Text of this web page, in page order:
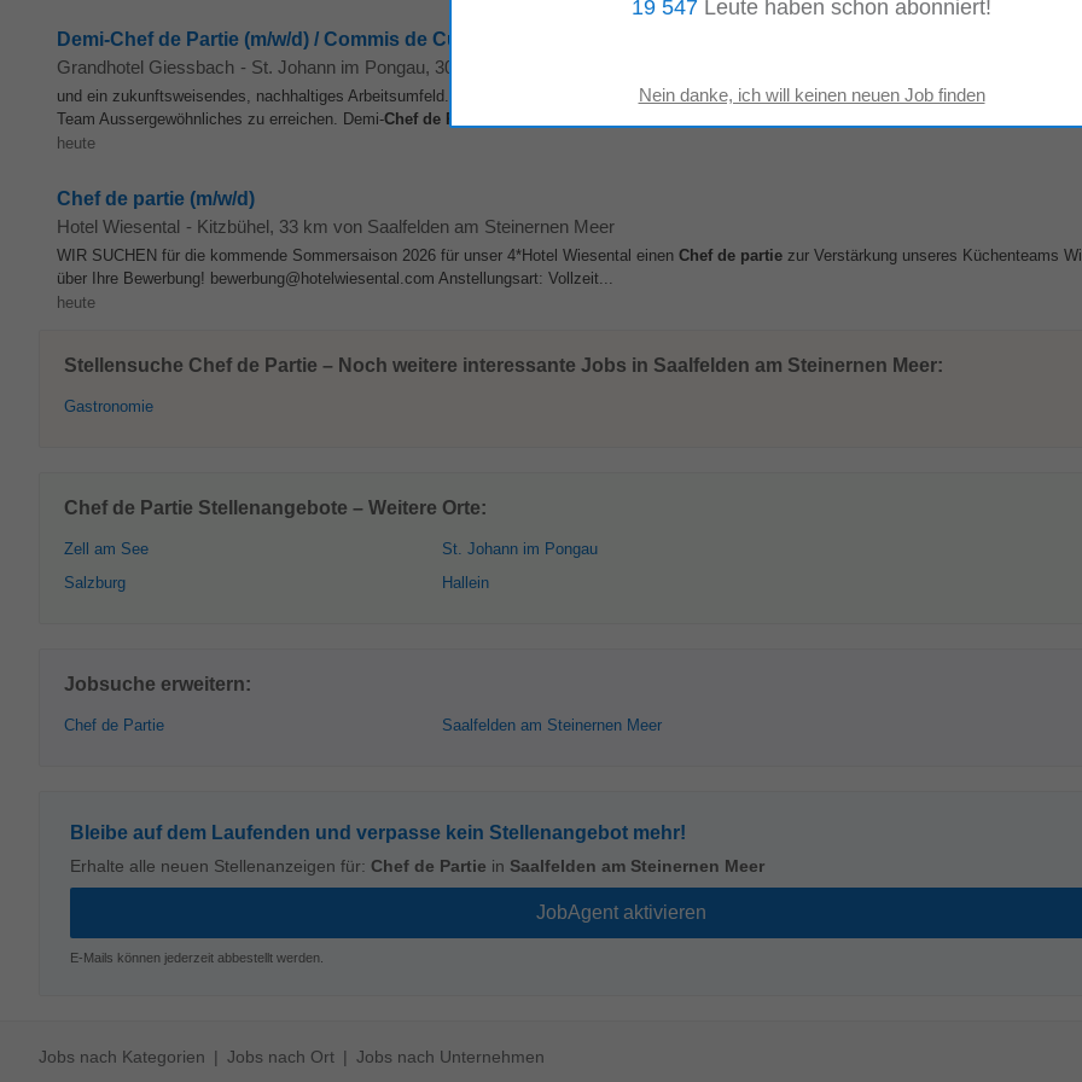
Demi-Chef de Partie (m/w/d) / Commis de Cuisine (m/w/d)
Grandhotel Giessbach - St. Johann im Pongau, 30 km von Saalfelden am Steinernen Meer
und ein zukunftsweisendes, nachhaltiges Arbeitsumfeld. Hier hast du täglich die Chance, die Philosophie unseres Hauses zu verkörpern und
Team Aussergewöhnliches zu erreichen. Demi-Chef de
heute
Chef de partie (m/w/d)
Hotel Wiesental - Kitzbühel, 33 km von Saalfelden am Steinernen Meer
WIR SUCHEN für die kommende Sommersaison 2026 für unser 4*Hotel Wiesental einen Chef de partie zur Verstärkung unseres Küchenteams
über Ihre Bewerbung! bewerbung@hotelwiesental.com Anstellungsart: Vollzeit...
heute
Stellensuche Chef de Partie – Noch weitere interessante Jobs in Saalfelden am Steinernen Meer:
Gastronomie
Chef de Partie Stellenangebote – Weitere Orte:
Zell am See
Salzburg
St. Johann im Pongau
Hallein
Jobsuche erweitern:
Chef de Partie Saalfelden am Steinernen Meer
Bleibe auf dem Laufenden und verpasse kein Stellenangebot mehr!
Erhalte alle neuen Stellenanzeigen für: Chef de Partie in Saalfelden am Steinernen Meer
E-Mails können jederzeit abbestellt werden.
Jobs nach Kategorien Jobs nach Ort Jobs nach Unternehmen
19 547 Leute haben schon abonniert!